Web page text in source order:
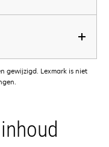
gewijzigd. Lexmark is niet